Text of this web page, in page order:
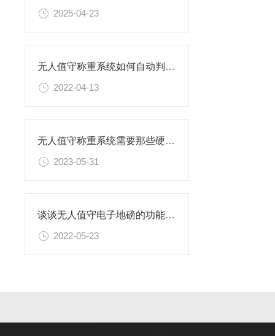
2025-04-23
无人值守称重系统如何自动判别称量过磅情况？
2022-04-13
无人值守称重系统需要那些硬件设备
2023-05-31
谈谈无人值守电子地磅的功能特色
2022-05-23